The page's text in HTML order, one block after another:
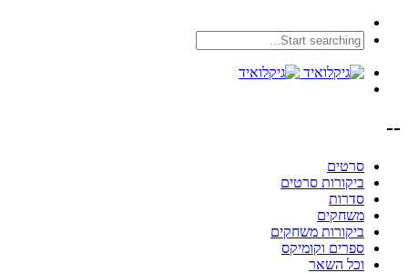
--
סרטים
ביקורות סרטים
סדרות
משחקים
ביקורות משחקים
ספרים וקומיקס
וכל השאר